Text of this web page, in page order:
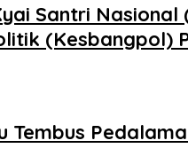
Santri
(Kesbangpol)
Tembus